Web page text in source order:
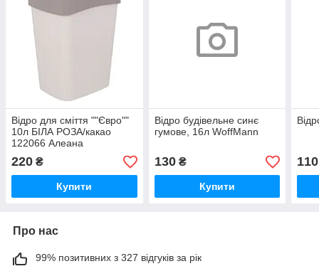
Відро для сміття ""Євро""
10л БІЛА РОЗА/какао
122066 Алеана
220 ₴
Купити
Відро будівельне синє
гумове, 16л WoffMann
130₴
Купити
110
Про нас
99% позитивних з 327 відгуків за рік